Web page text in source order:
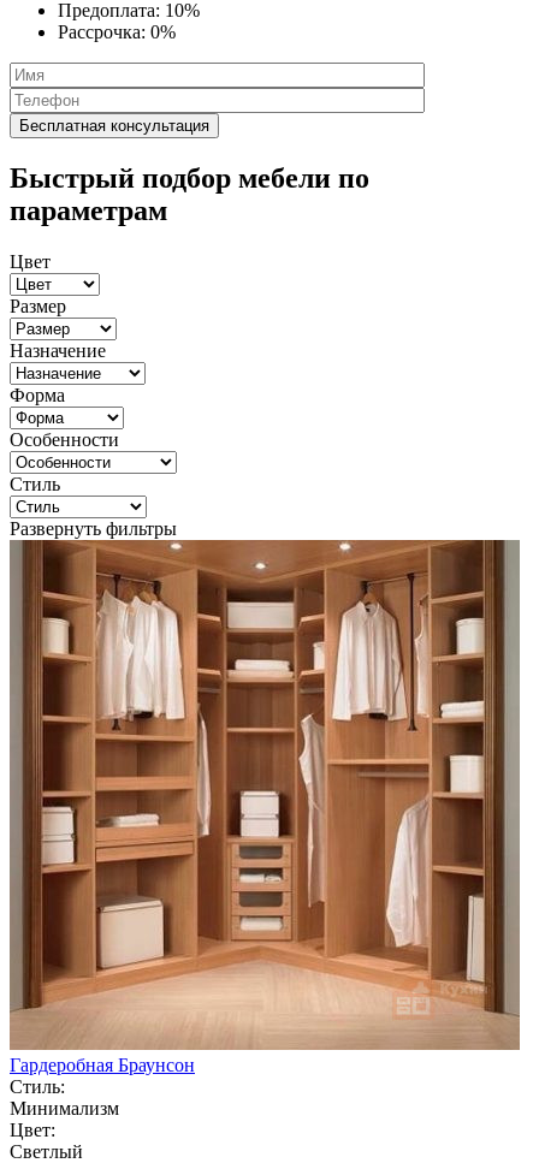
Предоплата: 10%
Рассрочка: 0%
Быстрый подбор мебели по
параметрам
Цвет
Размер
Назначение
Форма
Особенности
Стиль
Развернуть фильтры
Гардеробная Браунсон
Стиль:
Минимализм
Цвет:
Светлый